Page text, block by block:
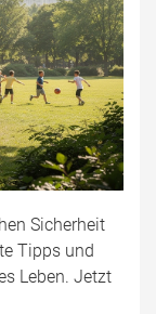
Sicherheit
Tipps und
Leben. Jetzt